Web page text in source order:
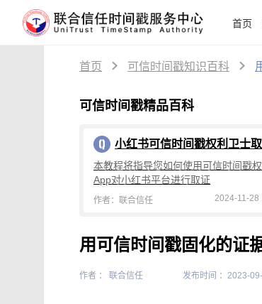
首页
首页 可信时间戳知识百科
可信时间戳精品百科
本教程将指导您如何使用可信时间戳
App对小红书平台进行取证
作者：联合信任 2024-11-28
用可信时间戳固化的证
作者 ： 联合信任 发布时间 ：2023-